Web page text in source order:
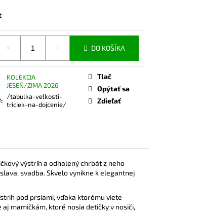
DO KOŠÍKA
KOLEKCIA
JESEŇ/ZIMA 2026
: /tabulka-velkosti-
triciek-na-dojcenie/
Tlač
Opýtať sa
Zdieľať
výstrih a odhalený chrbát z neho
svadba. Skvelo vynikne k elegantnej
pod prsiami, vďaka ktorému viete
mamičkám, ktoré nosia detičky v nosiči,